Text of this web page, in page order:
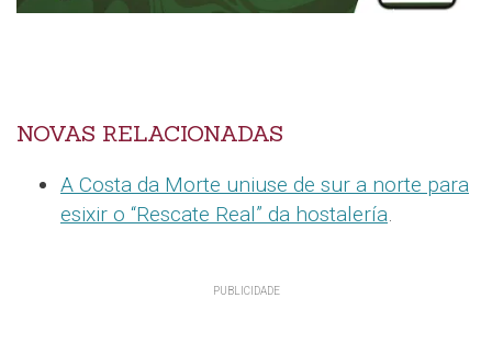
NOVAS RELACIONADAS
A Costa da Morte uniuse de sur a norte para
esixir o “Rescate Real” da hostalería.